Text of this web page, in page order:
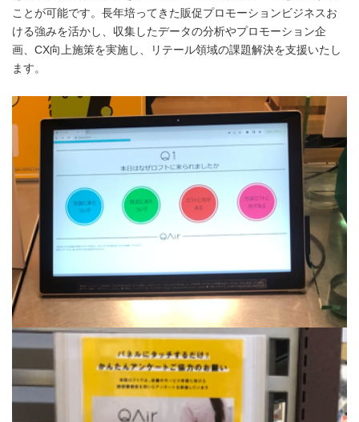
ことが可能です。長年培ってきた販促プロモーションビジネスお
ける強みを活かし、収集したデータの分析やプロモーション企
画、CX向上施策を実施し、リテール領域の課題解決を支援いたし
ます。